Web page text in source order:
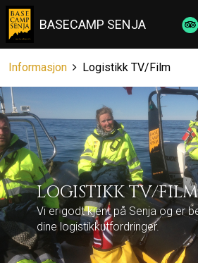
BASECAMP SENJA
Informasjon Logistikk TV/Film
LOGISTIKK TV/FILM
Vi er godt kjent på Senja og er
dine logistikkutfordringer.